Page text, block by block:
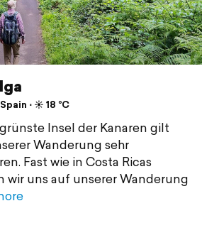
⋅ ☀️ 18 °C
Insel der Kanaren gilt
Wanderung sehr
Fast wie in Costa Ricas
uns auf unserer Wanderung